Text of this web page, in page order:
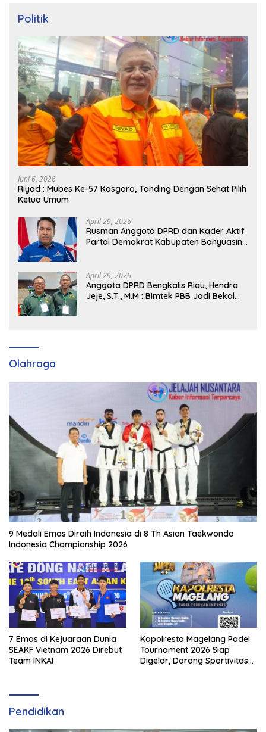
Politik
Juni 6, 2026
Riyad : Mubes Ke-57 Kasgoro, Tanding Dengan Sehat Pilih
Ketua Umum
April 29, 2026
Rusman Anggota DPRD dan Kader Aktif
Partai Demokrat Kabupaten Banyuasin
April 29, 2026
Anggota DPRD Bengkalis Riau, Hendra
Jeje, S.T., M.M : Bimtek PBB Jadi Bekal
Olahraga
9 Medali Emas Diraih Indonesia di 8 Th Asian Taekwondo
Indonesia Championship 2026
7 Emas di Kejuaraan Dunia
SEAKF Vietnam 2026 Direbut
Team INKAI
Kapolresta Magelang Padel
Tournament 2026 Siap
Digelar, Dorong Sportivitas
Pendidikan